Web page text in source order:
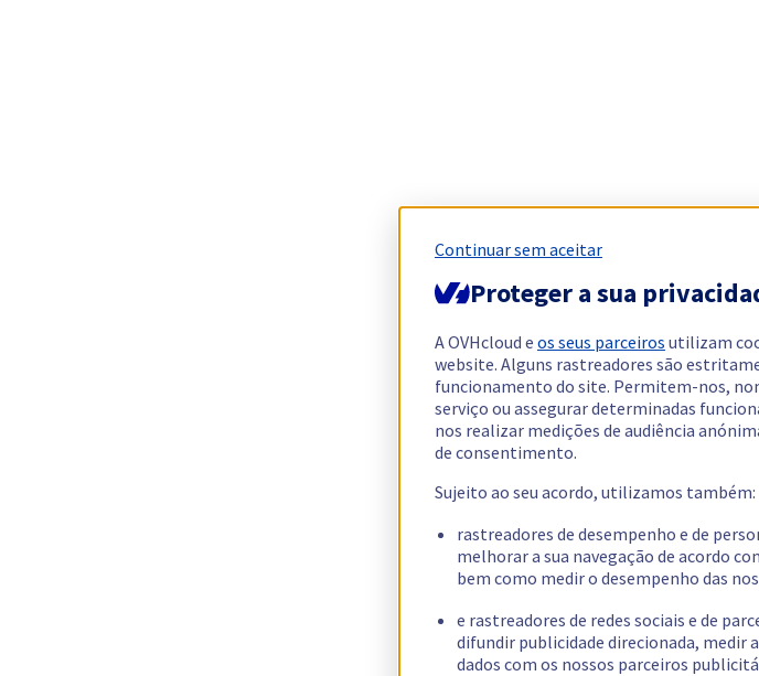
Continuar sem aceitar
Proteger a sua
A OVHcloud e os seus parceiros utilizam
website. Alguns rastreadores são
funcionamento do site. Permitem-nos,
serviço ou assegurar determinadas
nos realizar medições de audiência
de consentimento.
Sujeito ao seu acordo, utilizamos também:
rastreadores de desempenho e de
melhorar a sua navegação de acordo
bem como medir o desempenho das
e rastreadores de redes sociais e de
difundir publicidade direcionada, medir
dados com os nossos parceiros